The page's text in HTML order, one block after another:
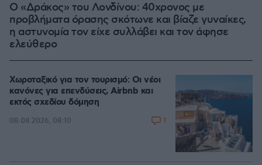
Ο «Δράκος» του Λονδίνου: 40χρονος με
προβλήματα όρασης σκότωνε και βίαζε γυναίκες,
η αστυνομία τον είχε συλλάβει και τον άφησε
ελεύθερο
Χωροταξικό για τον τουρισμό: Οι νέοι
κανόνες για επενδύσεις, Airbnb και
εκτός σχεδίου δόμηση
08.08.2026, 08:10 1